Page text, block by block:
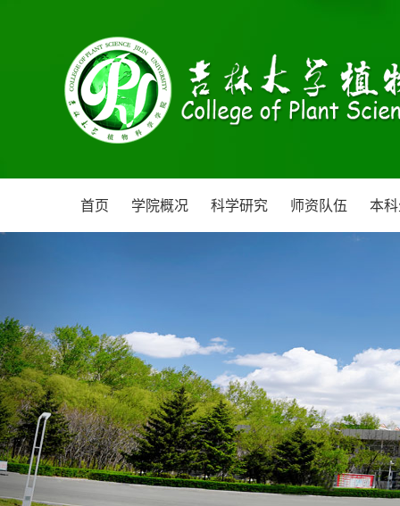
首页 学院概况 科学研究 师资队伍 本